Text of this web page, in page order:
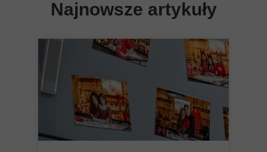
Najnowsze artykuły